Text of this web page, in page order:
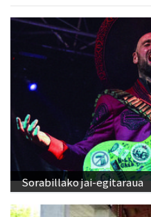
Sorabillako jai-egitaraua